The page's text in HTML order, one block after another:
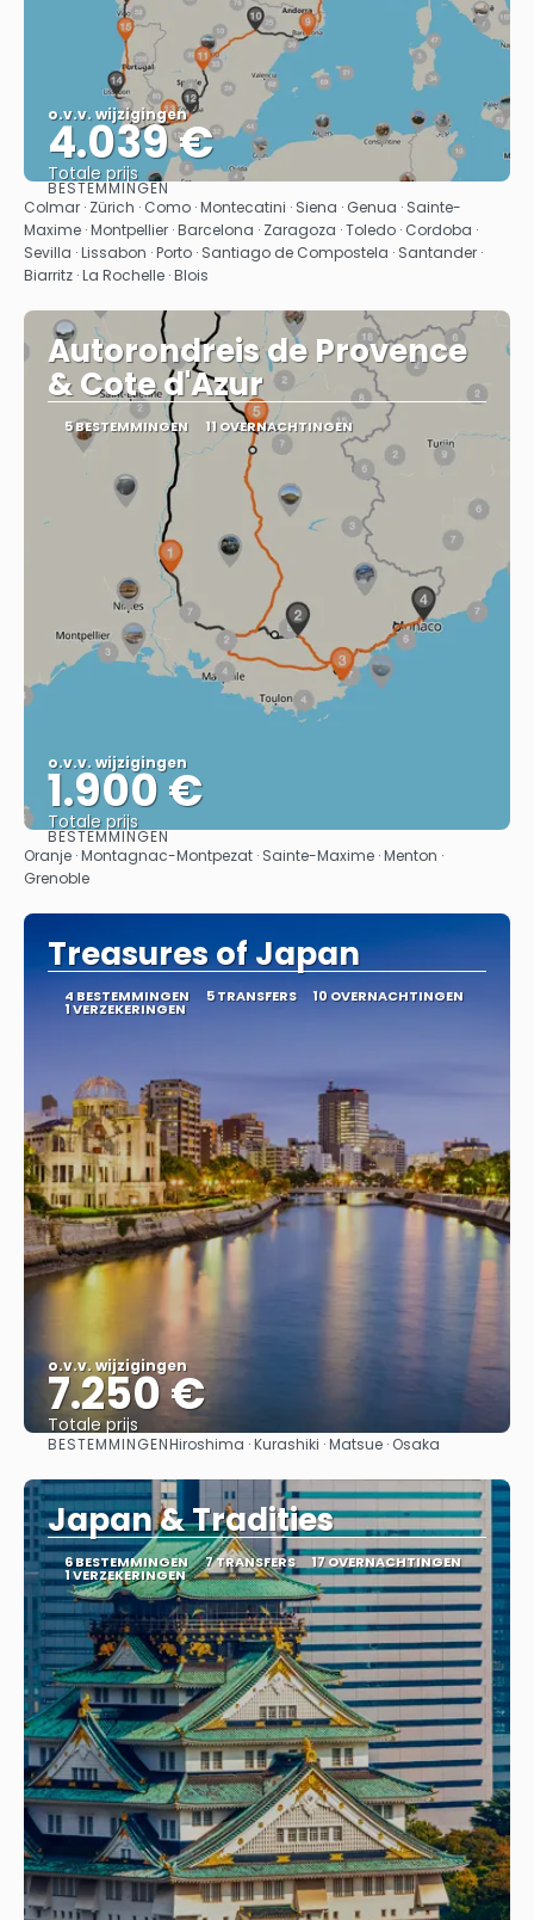
o.v.v. wijzigingen
4.039 €
Totale prijs
Bekijk
BESTEMMINGEN
Colmar · Zürich · Como · Montecatini · Siena · Genua · Sainte-
Maxime · Montpellier · Barcelona · Zaragoza · Toledo · Cordoba ·
Sevilla · Lissabon · Porto · Santiago de Compostela · Santander ·
Biarritz · La Rochelle · Blois
Autorondreis de Provence
& Cote d'Azur
5 BESTEMMINGEN 11 OVERNACHTINGEN
o.v.v. wijzigingen
1.900 €
Totale prijs
Bekijk
BESTEMMINGEN
Oranje · Montagnac-Montpezat · Sainte-Maxime · Menton ·
Grenoble
Treasures of Japan
4 BESTEMMINGEN 5 TRANSFERS 10 OVERNACHTINGEN
1 VERZEKERINGEN
o.v.v. wijzigingen
7.250 €
Totale prijs
Bekijk
BESTEMMINGENHiroshima · Kurashiki · Matsue · Osaka
Japan & Tradities
6 BESTEMMINGEN 7 TRANSFERS 17 OVERNACHTINGEN
1 VERZEKERINGEN